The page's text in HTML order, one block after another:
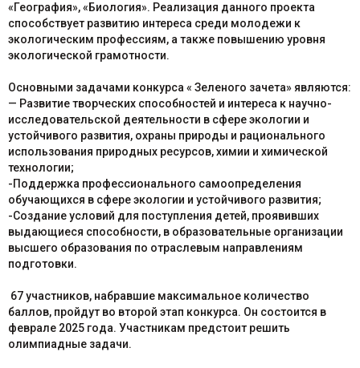
«География», «Биология». Реализация данного проекта
способствует развитию интереса среди молодежи к
экологическим профессиям, а также повышению уровня
экологической грамотности.
Основными задачами конкурса « Зеленого зачета» являются:
— Развитие творческих способностей и интереса к научно-
исследовательской деятельности в сфере экологии и
устойчивого развития, охраны природы и рационального
использования природных ресурсов, химии и химической
технологии;
-Поддержка профессионального самоопределения
обучающихся в сфере экологии и устойчивого развития;
-Создание условий для поступления детей, проявивших
выдающиеся способности, в образовательные организации
высшего образования по отраслевым направлениям
подготовки.
67 участников, набравшие максимальное количество
баллов, пройдут во второй этап конкурса. Он состоится в
феврале 2025 года. Участникам предстоит решить
олимпиадные задачи.